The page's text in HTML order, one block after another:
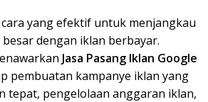
cara yang efektif untuk menjangkau
dengan iklan berbayar.
Jasa Pasang Iklan Google
pembuatan kampanye iklan yang
tepat, pengelolaan anggaran iklan,